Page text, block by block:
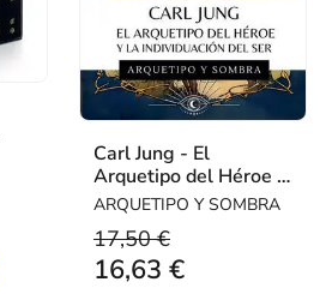
Carl Jung - El
Arquetipo del Héroe y
la Individuación del
ARQUETIPO Y SOMBRA
17,50 €
16,63 €